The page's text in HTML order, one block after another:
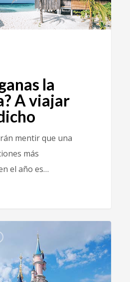
la
A viajar
mentir que una
más
el año es…
0